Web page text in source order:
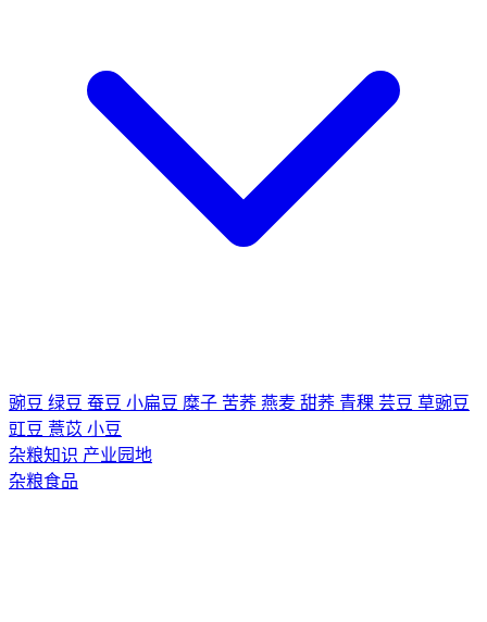
豌豆 绿豆 蚕豆 小扁豆 糜子 苦荞 燕麦 甜荞 青稞 芸豆 草豌豆
豇豆 薏苡 小豆
杂粮知识 产业园地
杂粮食品